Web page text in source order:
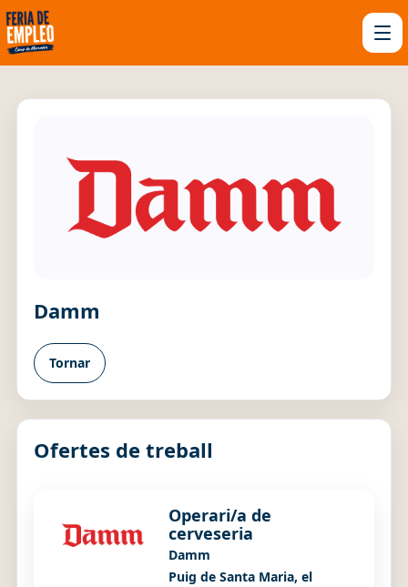
Damm
Tornar
Ofertes de treball
Operari/a de
cerveseria
Damm
Puig de Santa Maria, el